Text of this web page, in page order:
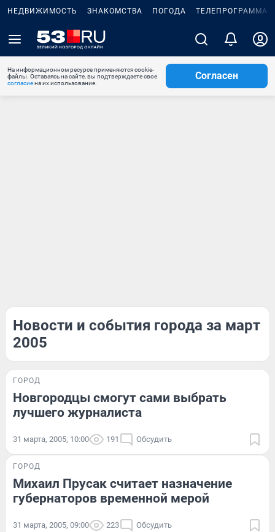
НЕДВИЖИМОСТЬ ЗНАКОМСТВА ПОГОДА ТЕЛЕПРОГРАММА
На информационном ресурсе применяются cookie-
файлы. Оставаясь на сайте, вы подтверждаете свое
согласиена их использование.
Согласен
Новости и события города за март
2005
ГОРОД
Новгородцы смогут сами выбрать
лучшего журналиста
31 марта, 2005, 10:00 191 Обсудить
ГОРОД
Михаил Прусак считает назначение
губернаторов временной мерой
31 марта, 2005, 09:00 223 Обсудить